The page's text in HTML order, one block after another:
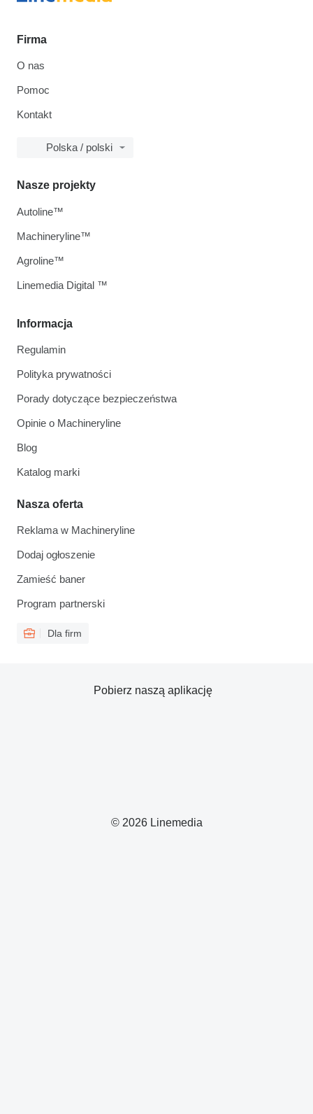
Firma
O nas
Pomoc
Kontakt
Polska / polski
Informacja
Regulamin
Polityka prywatności
Porady dotyczące bezpieczeństwa
Opinie o Machineryline
Blog
Katalog marki
Nasza oferta
Reklama w Machineryline
Dodaj ogłoszenie
Zamieść baner
Program partnerski
Dla firm
Nasze projekty
Autoline™
Machineryline™
Agroline™
Linemedia Digital ™
© 2026 Linemedia
Pobierz naszą aplikację